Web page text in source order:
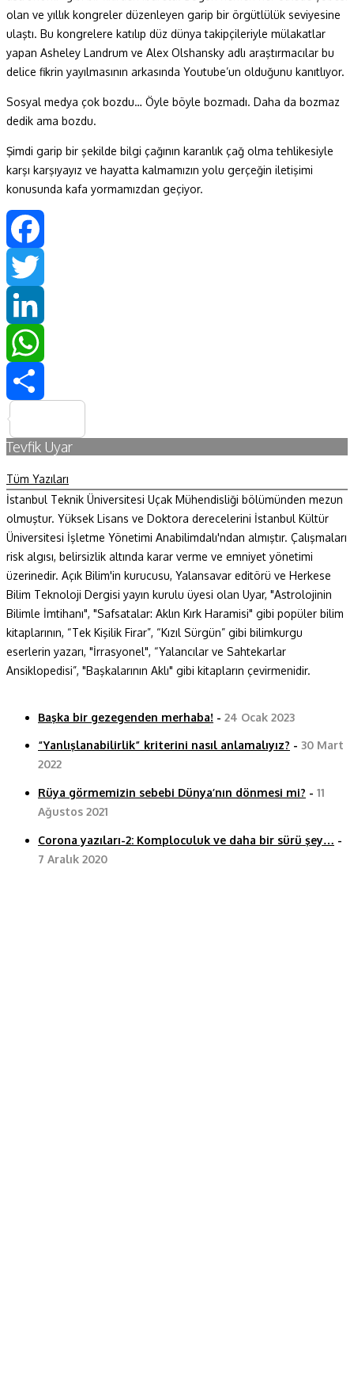
olan ve yıllık kongreler düzenleyen garip bir örgütlülük seviyesine
ulaştı. Bu kongrelere katılıp düz dünya takipçileriyle mülakatlar
yapan Asheley Landrum ve Alex Olshansky adlı araştırmacılar bu
delice fikrin yayılmasının arkasında Youtube’un olduğunu kanıtlıyor.
Sosyal medya çok bozdu… Öyle böyle bozmadı. Daha da bozmaz
dedik ama bozdu.
Şimdi garip bir şekilde bilgi çağının karanlık çağ olma tehlikesiyle
karşı karşıyayız ve hayatta kalmamızın yolu gerçeğin iletişimi
konusunda kafa yormamızdan geçiyor.
Facebook
Twitter
LinkedIn
WhatsApp
Tevfik Uyar
Tüm Yazıları
İstanbul Teknik Üniversitesi Uçak Mühendisliği bölümünden mezun
olmuştur. Yüksek Lisans ve Doktora derecelerini İstanbul Kültür
Üniversitesi İşletme Yönetimi Anabilimdalı'ndan almıştır. Çalışmaları
risk algısı, belirsizlik altında karar verme ve emniyet yönetimi
üzerinedir. Açık Bilim'in kurucusu, Yalansavar editörü ve Herkese
Bilim Teknoloji Dergisi yayın kurulu üyesi olan Uyar, "Astrolojinin
Bilimle İmtihanı", "Safsatalar: Aklın Kırk Haramisi" gibi popüler bilim
kitaplarının, “Tek Kişilik Firar”, “Kızıl Sürgün” gibi bilimkurgu
eserlerin yazarı, "İrrasyonel", “Yalancılar ve Sahtekarlar
Ansiklopedisi”, "Başkalarının Aklı" gibi kitapların çevirmenidir.
Başka bir gezegenden merhaba! - 24 Ocak 2023
“Yanlışlanabilirlik” kriterini nasıl anlamalıyız? - 30 Mart
2022
Rüya görmemizin sebebi Dünya’nın dönmesi mi? - 11
Ağustos 2021
Corona yazıları-2: Komploculuk ve daha bir sürü şey… -
7 Aralık 2020